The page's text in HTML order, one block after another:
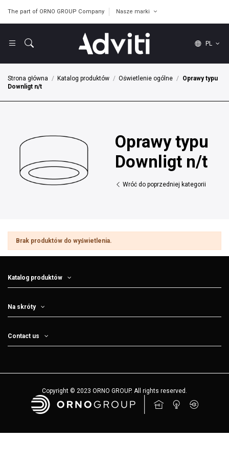
The part of ORNO GROUP Company Nasze marki
PL
Strona główna Katalog produktów Oświetlenie ogólne
Oprawy typu
Downligt n/t
Oprawy typu
Downligt n/t
Wróć do poprzedniej kategorii
Brak produktów do wyświetlenia.
Katalog produktów
Na skróty
Contact us
Copyright © 2023 ORNO GROUP. All rights reserved.